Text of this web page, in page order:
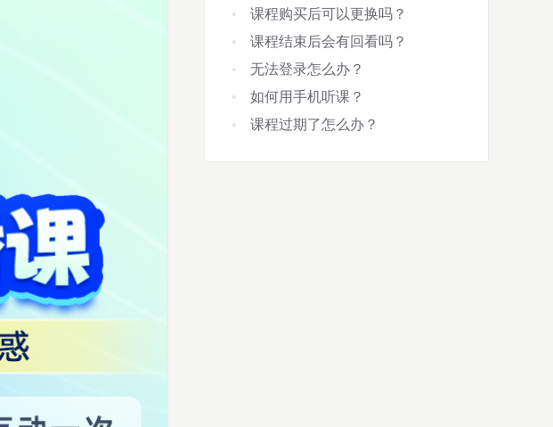
课程购买后可以更换吗？
课程结束后会有回看吗？
无法登录怎么办？
如何用手机听课？
课程过期了怎么办？